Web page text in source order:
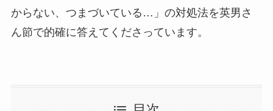
からない、つまづいている…」の対処法を英男さ
ん節で的確に答えてくださっています。